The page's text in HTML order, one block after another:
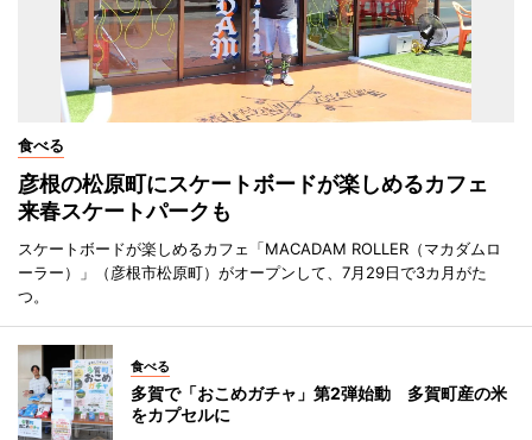
食べる
彦根の松原町にスケートボードが楽しめるカフェ
来春スケートパークも
スケートボードが楽しめるカフェ「MACADAM ROLLER（マカダムロ
ーラー）」（彦根市松原町）がオープンして、7月29日で3カ月がた
つ。
食べる
多賀で「おこめガチャ」第2弾始動 多賀町産の米
をカプセルに